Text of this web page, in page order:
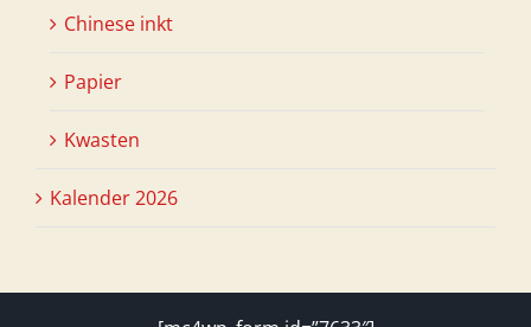
Chinese inkt
Papier
Kwasten
Kalender 2026